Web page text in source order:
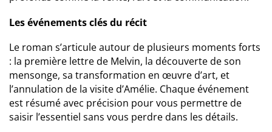
Les événements clés du récit
Le roman s’articule autour de plusieurs moments forts
: la première lettre de Melvin, la découverte de son
mensonge, sa transformation en œuvre d’art, et
l’annulation de la visite d’Amélie. Chaque événement
est résumé avec précision pour vous permettre de
saisir l’essentiel sans vous perdre dans les détails.